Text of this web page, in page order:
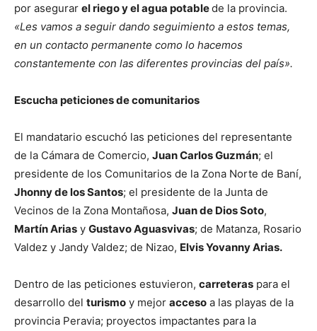
por asegurar el riego y el agua potablede la provincia.
«Les vamos a seguir dando seguimiento a estos temas,
en un contacto permanente como lo hacemos
constantemente con las diferentes provincias del país».
Escucha peticiones de comunitarios
El mandatario escuchó las peticiones del representante
de la Cámara de Comercio, Juan Carlos Guzmán; el
presidente de los Comunitarios de la Zona Norte de Baní,
Jhonny de los Santos; el presidente de la Junta de
Vecinos de la Zona Montañosa, Juan de Dios Soto,
Martín Arias y Gustavo Aguasvivas; de Matanza, Rosario
Valdez y Jandy Valdez; de Nizao, Elvis Yovanny Arias.
Dentro de las peticiones estuvieron, carreteras para el
desarrollo del turismo y mejor acceso a las playas de la
provincia Peravia; proyectos impactantes para la